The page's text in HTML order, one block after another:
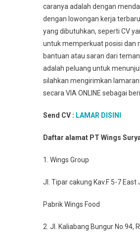
caranya adalah dengan
dengan lowongan kerja terbaru
yang dibutuhkan, seperti CV
untuk memperkuat posisi dan
bantuan atau saran dari
adalah peluang untuk
silahkan mengirimkan
secara VIA ONLINE sebagai
Send CV : LAMAR DISINI
Daftar alamat PT Wings
1. Wings Group
Jl. Tipar cakung Kav.F 5-7
Pabrik Wings Food
2. Jl. Kaliabang Bungur No.94,